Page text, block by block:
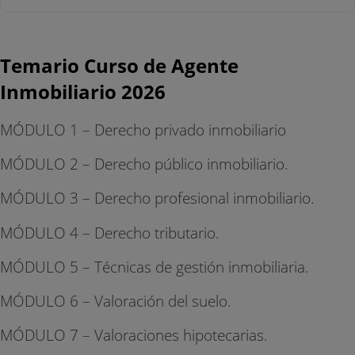
Temario Curso de Agente
Inmobiliario 2026
MÓDULO 1 – Derecho privado inmobiliario
MÓDULO 2 – Derecho público inmobiliario.
MÓDULO 3 – Derecho profesional inmobiliario.
MÓDULO 4 – Derecho tributario.
MÓDULO 5 – Técnicas de gestión inmobiliaria.
MÓDULO 6 – Valoración del suelo.
MÓDULO 7 – Valoraciones hipotecarias.